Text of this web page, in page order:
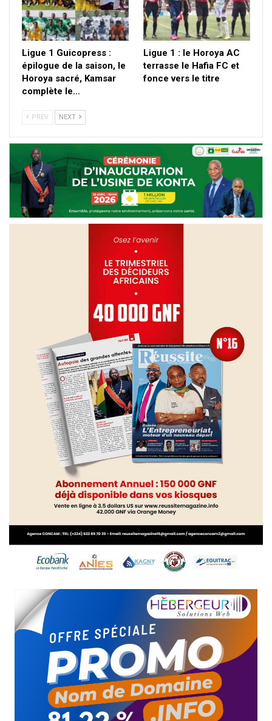
Ligue 1 Guicopress :
épilogue de la saison, le
Horoya sacré, Kamsar
complète le…
Ligue 1 : le Horoya AC
terrasse le Hafia FC et
fonce vers le titre
PREV NEXT